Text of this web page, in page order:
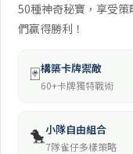
50種神奇秘寶，享受
們贏得勝利！
🃏構築卡牌禦敵
60+卡牌獨特戰術
🐤小隊自由組合
7隊雀仔多樣策略